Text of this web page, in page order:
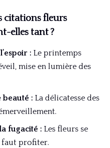
citations fleurs
elles tant ?
: Le printemps
mise en lumière des
beauté : La délicatesse des
fugacité : Les fleurs se
faut profiter.